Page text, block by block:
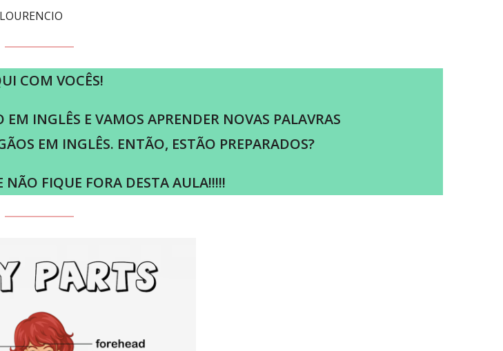
COM VOCÊS!
INGLÊS E VAMOS APRENDER NOVAS PALAVRAS
EM INGLÊS. ENTÃO, ESTÃO PREPARADOS?
FIQUE FORA DESTA AULA!!!!!